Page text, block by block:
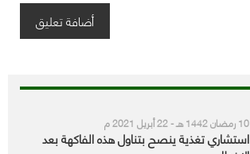
10 رمضان 1442 هـ - 22 أبريل 2021 م
استشاري تغذية ينصح بتناول هذه الفاكهة بعد